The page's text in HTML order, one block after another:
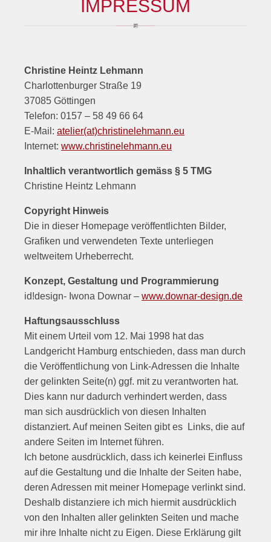
IMPRESSUM
Christine Heintz Lehmann
Charlottenburger Straße 19
37085 Göttingen
Telefon: 0157 – 58 49 66 64
E-Mail: atelier(at)christinelehmann.eu
Internet: www.christinelehmann.eu
Inhaltlich verantwortlich gemäss § 5 TMG
Christine Heintz Lehmann
Copyright Hinweis
Die in dieser Homepage veröffentlichten Bilder,
Grafiken und verwendeten Texte unterliegen
weltweitem Urheberrecht.
Konzept, Gestaltung und Programmierung
id!design- Iwona Downar – www.downar-design.de
Haftungsausschluss
Mit einem Urteil vom 12. Mai 1998 hat das
Landgericht Hamburg entschieden, dass man durch
die Veröffentlichung von Link-Adressen die Inhalte
der gelinkten Seite(n) ggf. mit zu verantworten hat.
Dies kann nur dadurch verhindert werden, dass
man sich ausdrücklich von diesen Inhalten
distanziert. Auf meinen Seiten gibt es Links, die auf
andere Seiten im Internet führen.
Ich betone ausdrücklich, dass ich keinerlei Einfluss
auf die Gestaltung und die Inhalte der Seiten habe,
deren Adressen mit meiner Homepage verlinkt sind.
Deshalb distanziere ich mich hiermit ausdrücklich
von den Inhalten aller gelinkten Seiten und mache
mir ihre Inhalte nicht zu Eigen. Diese Erklärung gilt